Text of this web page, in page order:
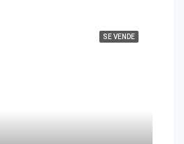
SE VENDE